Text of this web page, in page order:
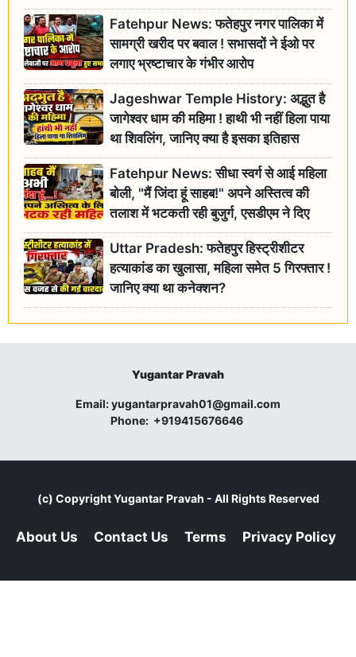
Fatehpur News: फतेहपुर नगर पालिका में
सामग्री खरीद पर बवाल ! सभासदों ने ईओ पर
लगाए भ्रष्टाचार के गंभीर आरोप
Jageshwar Temple History: अद्भुत है
जागेश्वर धाम की महिमा ! हाथी भी नहीं हिला पाया
था शिवलिंग, जानिए क्या है इसका इतिहास
Fatehpur News: सीधा स्वर्ग से आई महिला
बोली, "मैं जिंदा हूं साहब!" अपने अस्तित्व की
तलाश में भटकती रही बुजुर्ग, एसडीएम ने दिए
जांच के आदेश
Uttar Pradesh: फतेहपुर हिस्ट्रीशीटर
हत्याकांड का खुलासा, महिला समेत 5 गिरफ्तार !
जानिए क्या था कनेक्शन?
Yugantar Pravah
Email:yugantarpravah01@gmail.com
Phone: +919415676646
(c) CopyrightYugantar Pravah - All Rights Reserved
About Us Contact Us Terms Privacy Policy